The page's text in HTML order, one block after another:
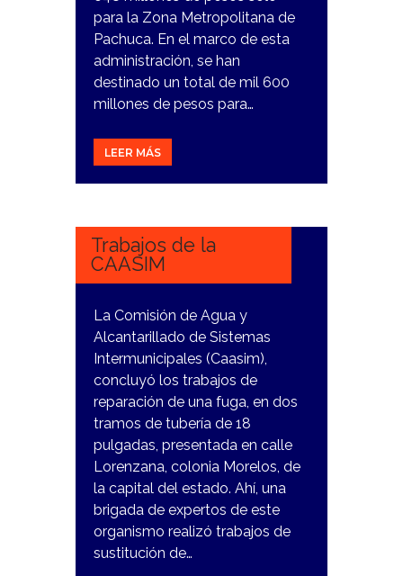
para la Zona Metropolitana de
Pachuca. En el marco de esta
administración, se han
destinado un total de mil 600
millones de pesos para…
LEER MÁS
4
Trabajos de la
CAASIM
La Comisión de Agua y
Alcantarillado de Sistemas
Intermunicipales (Caasim),
concluyó los trabajos de
reparación de una fuga, en dos
tramos de tubería de 18
pulgadas, presentada en calle
Lorenzana, colonia Morelos, de
la capital del estado. Ahí, una
brigada de expertos de este
organismo realizó trabajos de
sustitución de…